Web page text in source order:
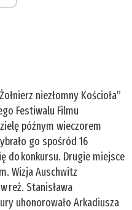
niezłomny Kościoła”
Festiwalu Filmu
późnym wieczorem
go spośród 16
do konkursu. Drugie miejsce
Wizja Auschwitz
reż. Stanisława
uhonorowało Arkadiusza